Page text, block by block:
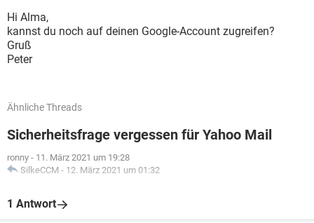
Hi Alma,
kannst du noch auf deinen Google-Account zugreifen?
Gruß
Peter
Ähnliche Threads
Sicherheitsfrage vergessen für Yahoo Mail
ronny - 11. März 2021 um 19:28
SilkeCCM - 12. März 2021 um 01:32
1 Antwort